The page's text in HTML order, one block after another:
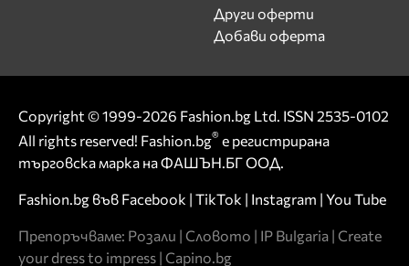
Други оферти
Добави оферта
Copyright © 1999-2026 Fashion.bg Ltd. ISSN 2535-0102
All rights reserved! Fashion.bg® е регистрирана
търговска марка на ФАШЪН.БГ ООД.
Fashion.bg във Facebook | TikTok | Instagram | You Tube
Препоръчваме: Розали | Словото | IP Bulgaria | Create
your dress to impress | Capino.bg